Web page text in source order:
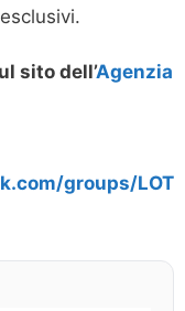
sito dell’Agenzia
groups/LOT